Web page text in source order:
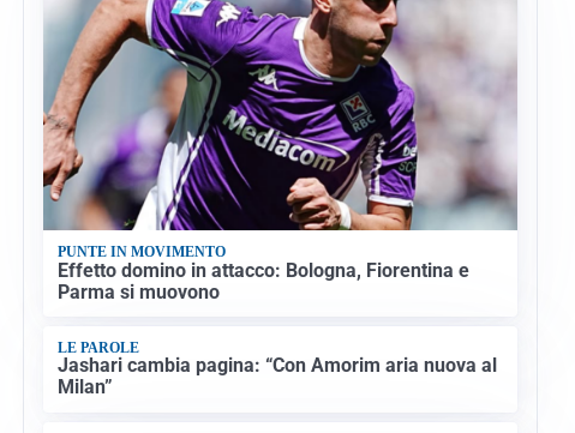
PUNTE IN MOVIMENTO
Effetto domino in attacco: Bologna, Fiorentina e
Parma si muovono
LE PAROLE
Jashari cambia pagina: “Con Amorim aria nuova al
Milan”